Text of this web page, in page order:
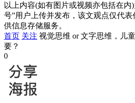
以上内容(如有图片或视频亦包括在内
号”用户上传并发布，该文观点仅代
供信息存储服务。
首页 关注 视觉思维 or 文字思维，儿
要？
0